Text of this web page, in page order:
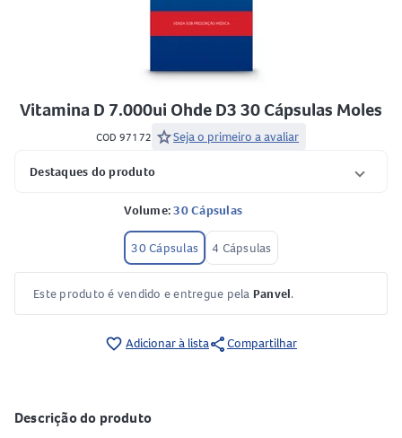
Vitamina D 7.000ui Ohde D3 30 Cápsulas Moles
COD 97172 starSeja o primeiro a avaliar
Destaques do produto
Volume:30 Cápsulas
30 Cápsulas 4 Cápsulas
Este produto é vendido e entregue pela Panvel.
favorite_border Adicionar à listashareCompartilhar
Descrição do produto